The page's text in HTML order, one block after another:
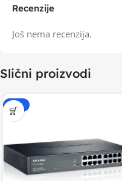
Recenzije
Još nema recenzija.
Slični proizvodi
-20%